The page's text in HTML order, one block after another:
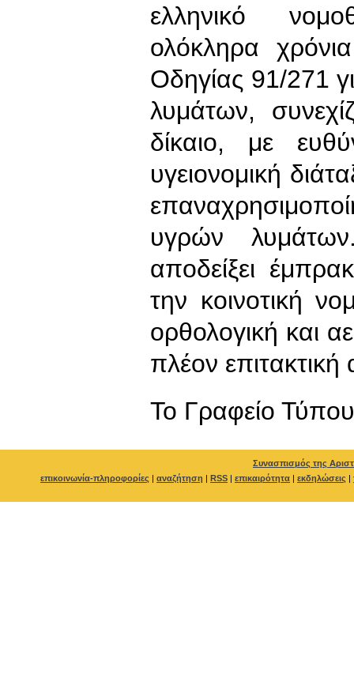
ελληνικό
ολόκληρα
Οδηγίας 91/271
λυμάτων,
δίκαιο, με
υγειονομική
υγρών
αποδείξει
την κοινοτική
ορθολογική και
πλέον
To Γραφείο Τύπου
Συνασπισμός της
επικοινωνία-πληροφορίες | αναζήτηση | RSS | επικαιρότητα | εκδηλώσεις |